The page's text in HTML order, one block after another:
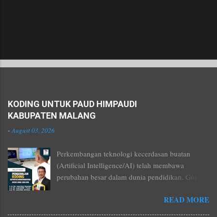
KODING UNTUK PAUD HIMPAUDI
KABUPATEN MALANG
- August 03, 2026
Perkembangan teknologi kecerdasan buatan
(Artificial Intelligence/AI) telah membawa
perubahan besar dalam dunia pendidikan. Guru
juga menjadi kreator pembelajaran yang mampu
READ MORE